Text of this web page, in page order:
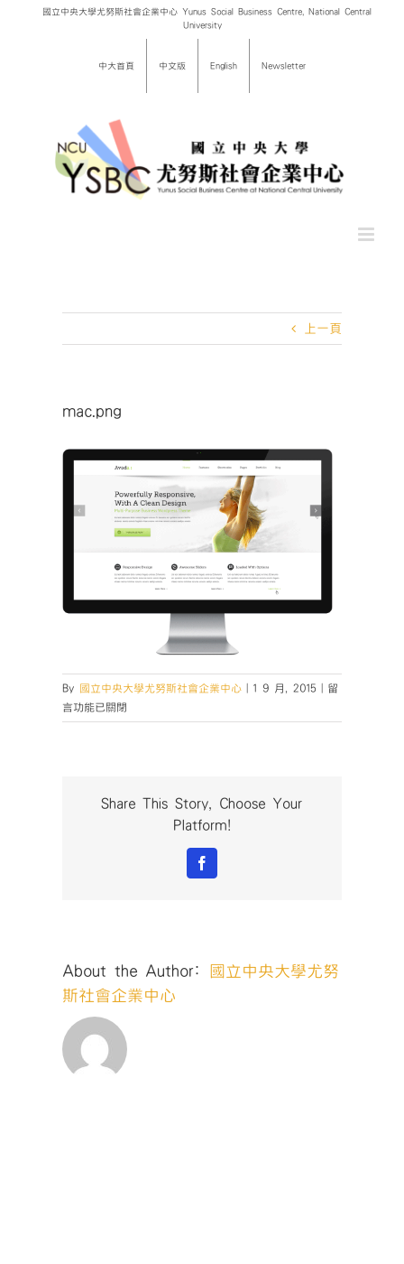
國立中央大學尤努斯社會企業中心 Yunus Social Business Centre, National Central
University
中大首頁 中文版 English Newsletter
上一頁
mac.png
By 國立中央大學尤努斯社會企業中心 1 9 月, 2015
在
中
留
言功能已關閉
Share This Story, Choose Your
Platform!
Facebook
About the Author:
國立中央大學尤努
斯社會企業中心